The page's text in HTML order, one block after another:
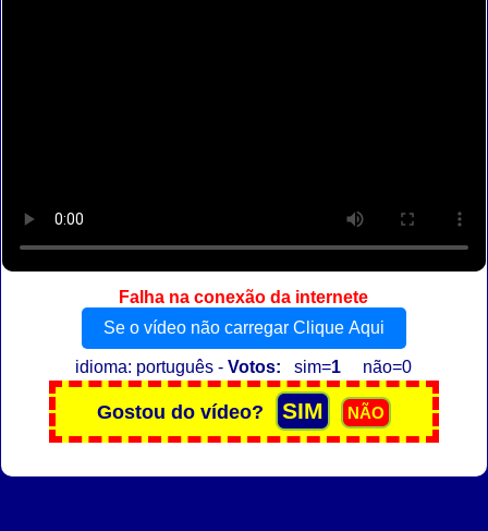
Falha na conexão da internete
Se o vídeo não carregar Clique Aqui
idioma: português -Votos: sim=1 não=0